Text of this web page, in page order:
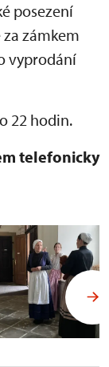
posezení
zámkem
vyprodání
22 hodin.
telefonicky